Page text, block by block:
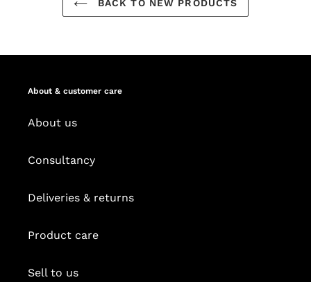
BACK TO NEW PRODUCTS
About & customer care
About us
Consultancy
Deliveries & returns
Product care
Sell to us